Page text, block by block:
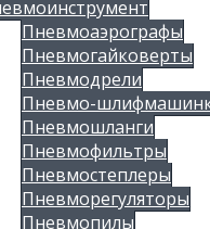
Пневмоаэрографы
Пневмогайковерты
Пневмодрели
Пневмо-
Пневмошланги
Пневмофильтры
Пневмостеплеры
Пневморегуляторы
Пневмопилы